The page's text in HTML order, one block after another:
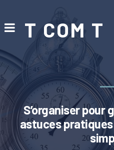
T COM T
S’organiser pour
astuces